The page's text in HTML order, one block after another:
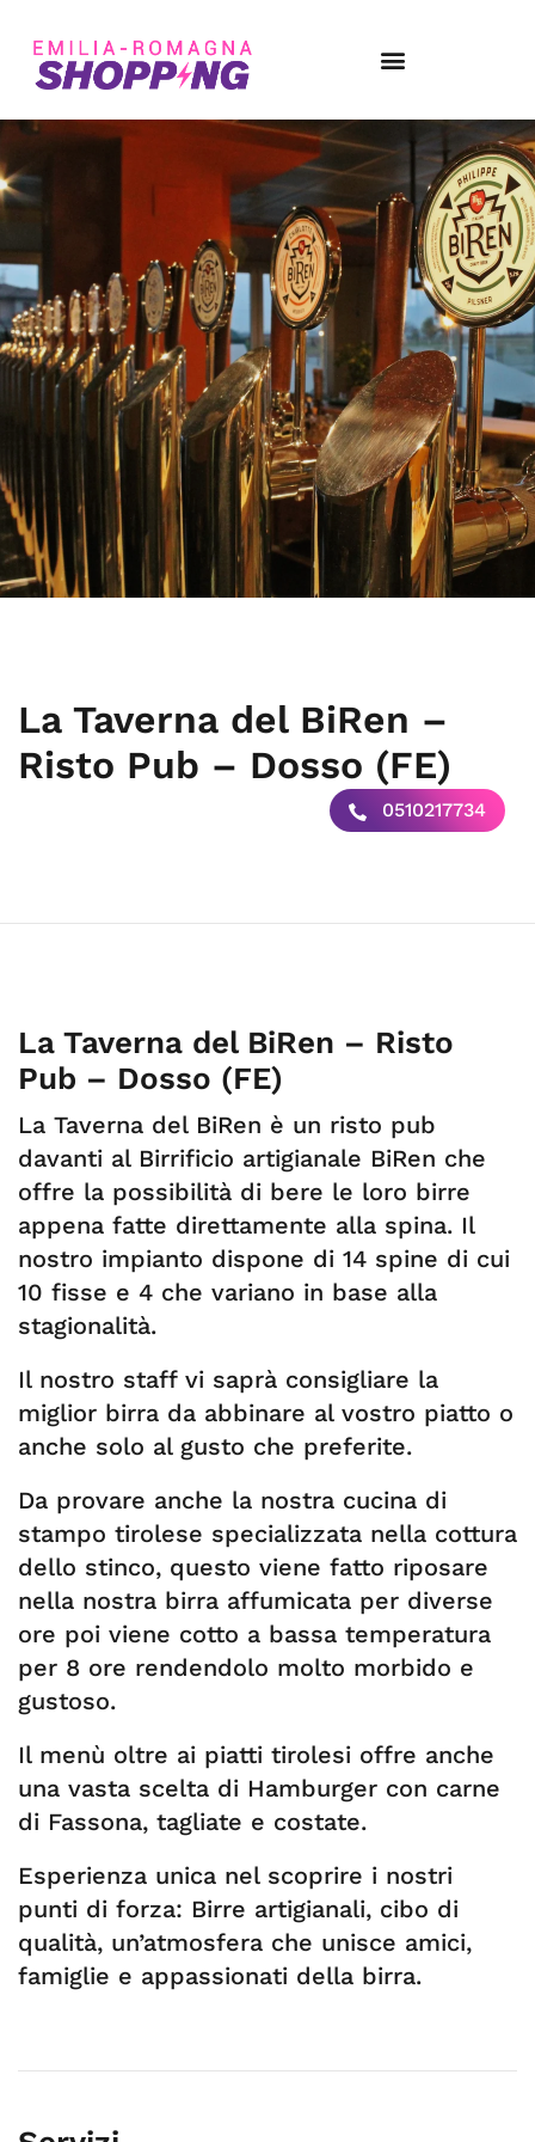
La Taverna del BiRen –
Risto Pub – Dosso (FE)
0510217734
La Taverna del BiRen – Risto
Pub – Dosso (FE)
La Taverna del BiRen è un risto pub
davanti al Birrificio artigianale BiRen che
offre la possibilità di bere le loro birre
appena fatte direttamente alla spina. Il
nostro impianto dispone di 14 spine di cui
10 fisse e 4 che variano in base alla
stagionalità.
Il nostro staff vi saprà consigliare la
miglior birra da abbinare al vostro piatto o
anche solo al gusto che preferite.
Da provare anche la nostra cucina di
stampo tirolese specializzata nella cottura
dello stinco, questo viene fatto riposare
nella nostra birra affumicata per diverse
ore poi viene cotto a bassa temperatura
per 8 ore rendendolo molto morbido e
gustoso.
Il menù oltre ai piatti tirolesi offre anche
una vasta scelta di Hamburger con carne
di Fassona, tagliate e costate.
Esperienza unica nel scoprire i nostri
punti di forza: Birre artigianali, cibo di
qualità, un’atmosfera che unisce amici,
famiglie e appassionati della birra.